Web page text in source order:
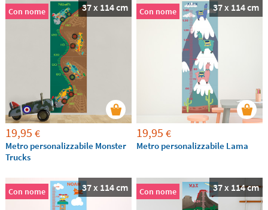
Con nome 37 x 114 cm
19,95 €
Metro personalizzabile Monster
Trucks
Con nome 37 x 114 cm
19,95 €
Metro personalizzabile Lama
Con nome 37 x 114 cm Con nome 37 x 114 cm